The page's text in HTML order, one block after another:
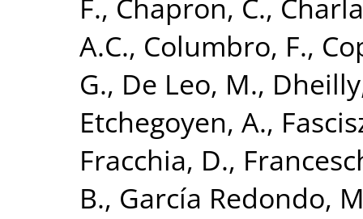
F., Chapron, C.,
A.C., Columbro, F.,
G., De Leo, M.,
Etchegoyen, A.,
Fracchia, D.,
B., García Redondo,